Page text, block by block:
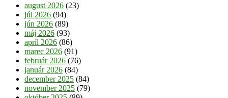
august 2026 (23)
júl 2026 (94)
jún 2026 (89)
máj 2026 (93)
apríl 2026 (86)
marec 2026 (91)
február 2026 (76)
január 2026 (84)
december 2025 (84)
november 2025 (79)